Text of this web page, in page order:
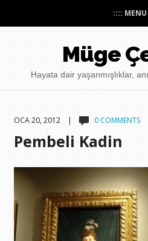
::::
Müge
Hayata dair yaşanmışlıklar,
OCA 20, 2012 | 0 COMMENTS
Pembeli Kadin